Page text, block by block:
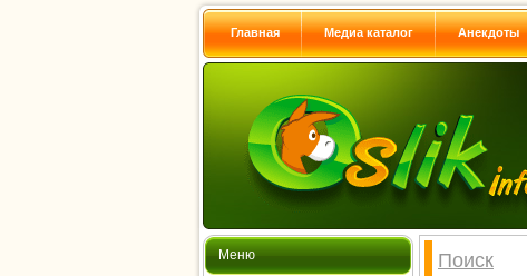
Главная Медиа каталог Анекдоты
Меню Поиск